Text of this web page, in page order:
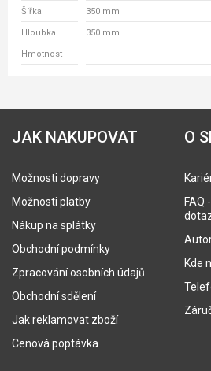
Šířka 350 mm
Hloubka 350 mm
Hmotnost -
JAK NAKUPOVAT
Možnosti dopravy
Možnosti platby
Nákup na splátky
Obchodní podmínky
Zpracování osobních údajů
Obchodní sdělení
Jak reklamovat zboží
Cenová poptávka
O
FAQ
Kde